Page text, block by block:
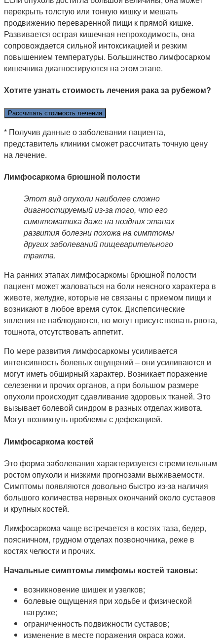
перекрыть толстую или тонкую кишку и мешать
продвижению переваренной пищи к прямой кишке.
Развивается острая кишечная непроходимость, она
сопровождается сильной интоксикацией и резким
повышением температуры. Большинство лимфосарком
кишечника диагностируются на этом этапе.
Хотите узнать стоимость лечения рака за рубежом?
Рассчитать стоимость лечения
* Получив данные о заболевании пациента,
представитель клиники сможет рассчитать точную цену
на лечение.
Лимфосаркома брюшной полости
Этот вид опухоли наиболее сложно
диагностируемый из-за того, что его
симптоматика даже на поздних этапах
развития болезни похожа на симптомы
других заболеваний пищеварительного
тракта.
На ранних этапах лимфосаркомы брюшной полости
пациент может жаловаться на боли неясного характера в
животе, желудке, которые не связаны с приемом пищи и
возникают в любое время суток. Диспепсические
явления не наблюдаются, но могут присутствовать рвота,
тошнота, отсутствовать аппетит.
По мере развития лимфосаркомы усиливается
интенсивность болевых ощущений – они усиливаются и
могут иметь обширный характер. Возникает поражение
селезенки и прочих органов, а при большом размере
опухоли происходит сдавливание здоровых тканей. Это
вызывает болевой синдром в разных отделах живота.
Могут возникнуть проблемы с дефекацией.
Лимфосаркома костей
Это форма заболевания характеризуется стремительным
ростом опухоли и низкими прогнозами выживаемости.
Симптомы появляются довольно быстро из-за наличия
большого количества нервных окончаний около суставов
и крупных костей.
Лимфосаркома чаще встречается в костях таза, бедер,
поясничном, грудном отделах позвоночника, реже в
костях челюсти и прочих.
Начальные симптомы лимфомы костей таковы:
возникновение шишек и узелков;
болевые ощущения при ходьбе и физической
нагрузке;
ограниченность подвижности суставов;
изменение в месте поражения окраса кожи.